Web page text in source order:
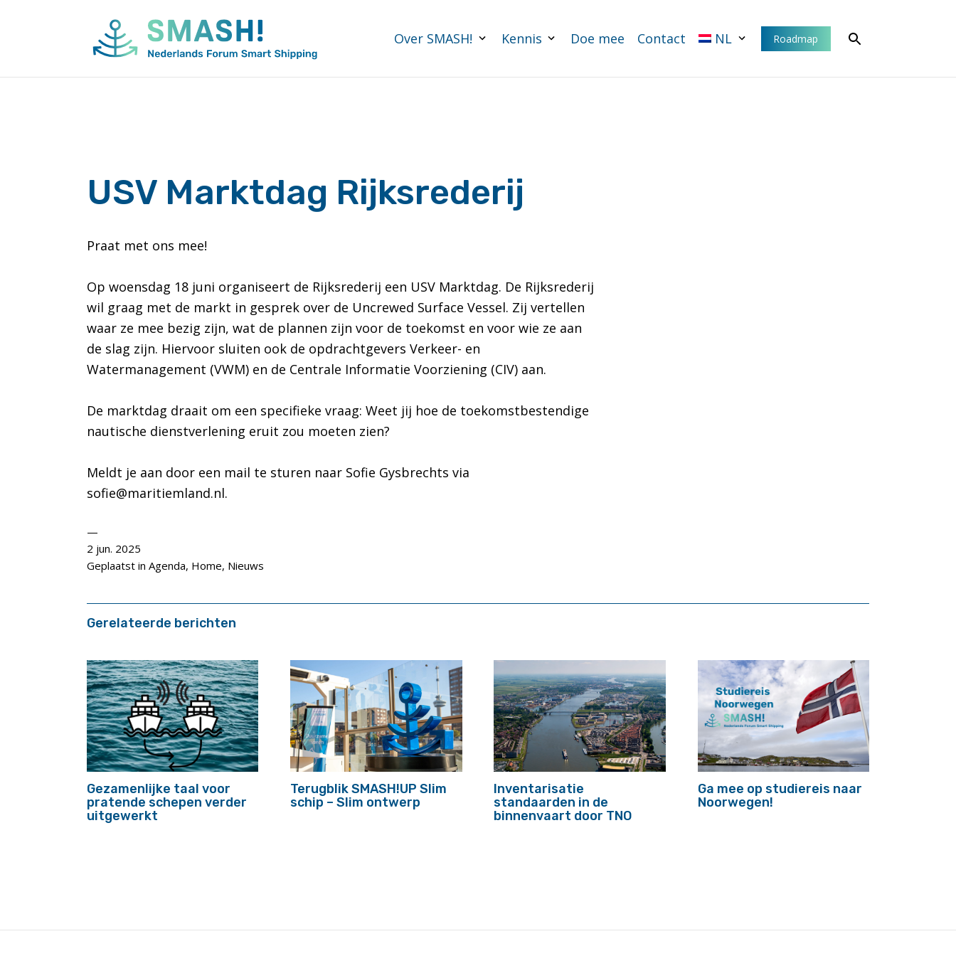
Over SMASH! Kennis Doe mee Contact NL Roadmap
USV Marktdag Rijksrederij
Praat met ons mee!
Op woensdag 18 juni organiseert de Rijksrederij een USV Marktdag. De Rijksrederij
wil graag met de markt in gesprek over de Uncrewed Surface Vessel. Zij vertellen
waar ze mee bezig zijn, wat de plannen zijn voor de toekomst en voor wie ze aan
de slag zijn. Hiervoor sluiten ook de opdrachtgevers Verkeer- en
Watermanagement (VWM) en de Centrale Informatie Voorziening (CIV) aan.
De marktdag draait om een specifieke vraag: Weet jij hoe de toekomstbestendige
nautische dienstverlening eruit zou moeten zien?
Meldt je aan door een mail te sturen naar Sofie Gysbrechts via
sofie@maritiemland.nl.
2 jun. 2025
Geplaatst in Agenda, Home, Nieuws
Gerelateerde berichten
Gezamenlijke taal voor
pratende schepen verder
uitgewerkt
Terugblik SMASH!UP Slim
schip – Slim ontwerp
Inventarisatie
standaarden in de
binnenvaart door TNO
Ga mee op studiereis naar
Noorwegen!